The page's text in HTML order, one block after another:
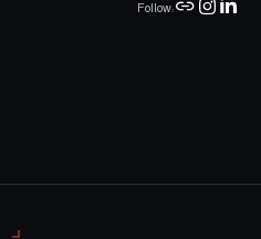
Follow: